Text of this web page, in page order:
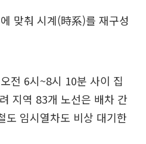
맞춰 시계(時系)를 재구성
전 6시~8시 10분 사이 집
지역 83개 노선은 배차 간
도 임시열차도 비상 대기한